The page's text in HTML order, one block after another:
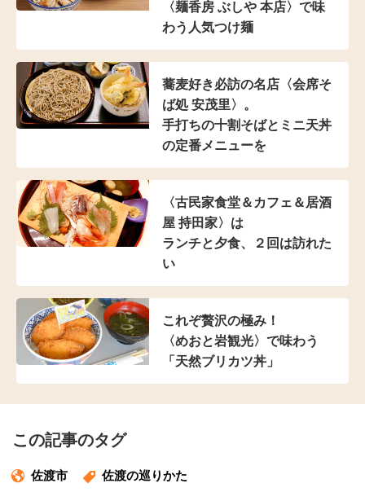
〈麺香房 ぶしや 本店〉 で味
わう人気つけ麺
蕎麦好き必訪の名店 〈会席そ
ば処 安茂里〉。
手打ちの十割そばと ミニ天丼
の定番メニューを
〈古民家食堂＆カフェ ＆居酒
屋 持田家〉は
ランチと夕食、２回は訪れた
い
これぞ贅沢の極み！
〈めおと岩観光〉で味わう
「天然ブリカツ丼」
この記事のタグ
佐渡市 佐渡の巡りかた